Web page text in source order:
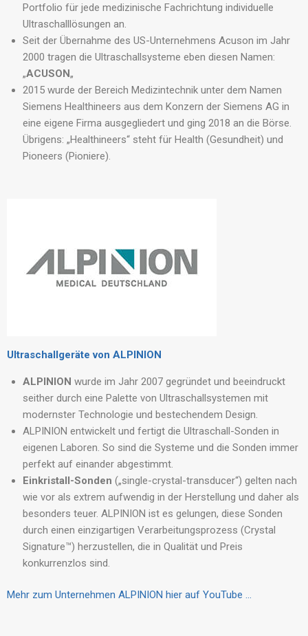
Portfolio für jede medizinische Fachrichtung individuelle
Ultraschalllösungen an.
Seit der Übernahme des US-Unternehmens Acuson im Jahr
2000 tragen die Ultraschallsysteme eben diesen Namen:
„ACUSON„
2015 wurde der Bereich Medizintechnik unter dem Namen
Siemens Healthineers aus dem Konzern der Siemens AG in
eine eigene Firma ausgegliedert und ging 2018 an die Börse.
Übrigens: „Healthineers“ steht für Health (Gesundheit) und
Pioneers (Pioniere).
Ultraschallgeräte von ALPINION
ALPINION wurde im Jahr 2007 gegründet und beeindruckt
seither durch eine Palette von Ultraschallsystemen mit
modernster Technologie und bestechendem Design.
ALPINION entwickelt und fertigt die Ultraschall-Sonden in
eigenen Laboren. So sind die Systeme und die Sonden immer
perfekt auf einander abgestimmt.
Einkristall-Sonden („single-crystal-transducer“) gelten nach
wie vor als extrem aufwendig in der Herstellung und daher als
besonders teuer. ALPINION ist es gelungen, diese Sonden
durch einen einzigartigen Verarbeitungsprozess (Crystal
Signature™) herzustellen, die in Qualität und Preis
konkurrenzlos sind.
Mehr zum Unternehmen ALPINION hier auf YouTube …